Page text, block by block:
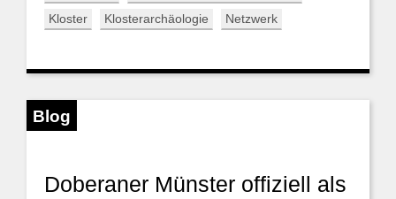
Kloster
Klosterarchäologie Netzwerk
Blog
Doberaner Münster offiziell als